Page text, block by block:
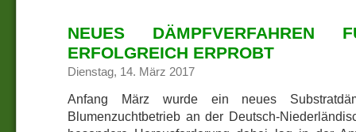
NEUES DÄMPFVERFAHREN
ERFOLGREICH ERPROBT
Dienstag, 14. März 2017
Anfang März wurde ein neues
Blumenzuchtbetrieb an der Deutsch-